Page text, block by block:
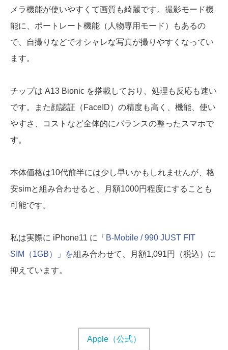
メラ機能が使いやすくて画質も綺麗です。撮影モード機
能に、ポートレート機能（人物専用モード）もあるの
で、自撮りなどでオシャレな写真が撮りやすくなってい
ます。
チップは A13 Bionic を搭載しており、処理も反応も速い
です。また顔認証（FaceID）の精度も高く、機能、使い
やすさ、コストなど全体的にバランスの整ったスマホで
す。
本体価格は10代前半には少し早いかもしれませんが、格
安simと組み合わせると、月額1000円程度にすることも
可能です。
私は実際に iPhone11 に 「 B-Mobile / 990 JUST FIT
SIM
（1GB）」を組み合わせて、月額1,091円（税込）に
抑えています。
Apple（公式）